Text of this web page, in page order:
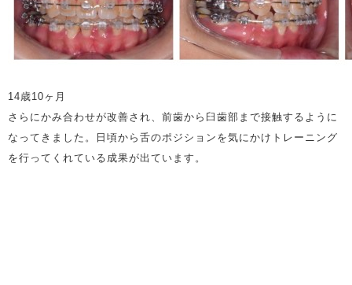
14歳10ヶ月
さらにかみ合わせが改善され、前歯から臼歯部まで接触するように
なってきました。日頃から舌のポジションを気にかけトレーニング
を行ってくれている成果が出ています。